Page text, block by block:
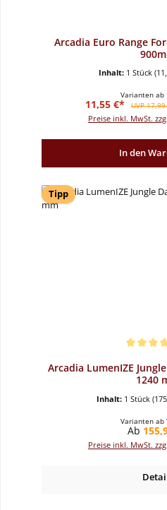
Arcadia Euro Range
Inhalt: 1 Stück
Varianten ab
Verkaufspreis:
11,55 €* Regulärer
UVP
Preise inkl. MwSt.
In den
Tipp
Arcadia LumenIZE
1240
Inhalt: 1 Stück
Varianten ab
Ab
Preise inkl. MwSt.